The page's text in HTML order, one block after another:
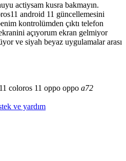
actiysam kusra bakmayın.
android 11 güncellemesini
kontrolümden çıktı telefon
açıyorum ekran gelmiyor
ve siyah beyaz uygulamalar arası
coloros 11 oppo oppo a72
ve yardım